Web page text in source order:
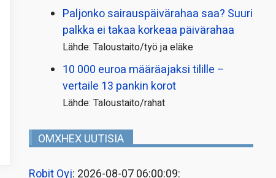
Paljonko sairauspäivä­rahaa saa? Suuri
palkka ei takaa korkeaa päivärahaa
Lähde: Taloustaito/työ ja eläke
10 000 euroa määräajaksi tilille –
vertaile 13 pankin korot
Lähde: Taloustaito/rahat
OMXHEX UUTISIA
Robit Oyj: 2026-08-07 06:00:09: